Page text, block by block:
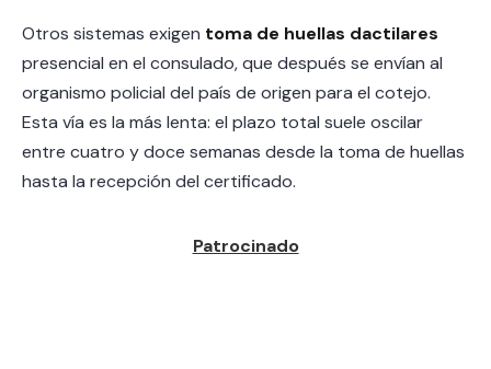
Otros sistemas exigen toma de huellas dactilares
presencial en el consulado, que después se envían al
organismo policial del país de origen para el cotejo.
Esta vía es la más lenta: el plazo total suele oscilar
entre cuatro y doce semanas desde la toma de huellas
hasta la recepción del certificado.